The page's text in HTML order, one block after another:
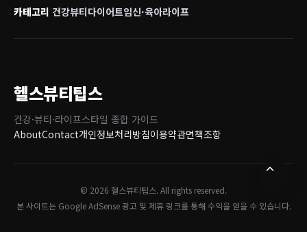
카테고리 건강뷰티다이어트임신·육아라이프
헬스뷰티팁스
건강·뷰티·라이프스타일 종합 가이드
AboutContact개인정보처리방침이용약관면책조항
© 2026 헬스뷰티팁스. All rights reserved.
본 사이트는 Google AdSense 광고 및 제휴 링크를 통해 수익을 얻을 수 있습니다.